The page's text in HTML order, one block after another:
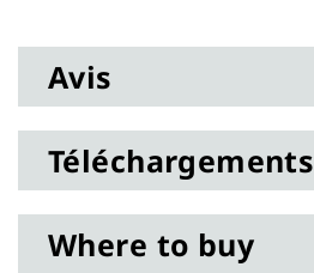
Avis
Téléchargements
Where to buy